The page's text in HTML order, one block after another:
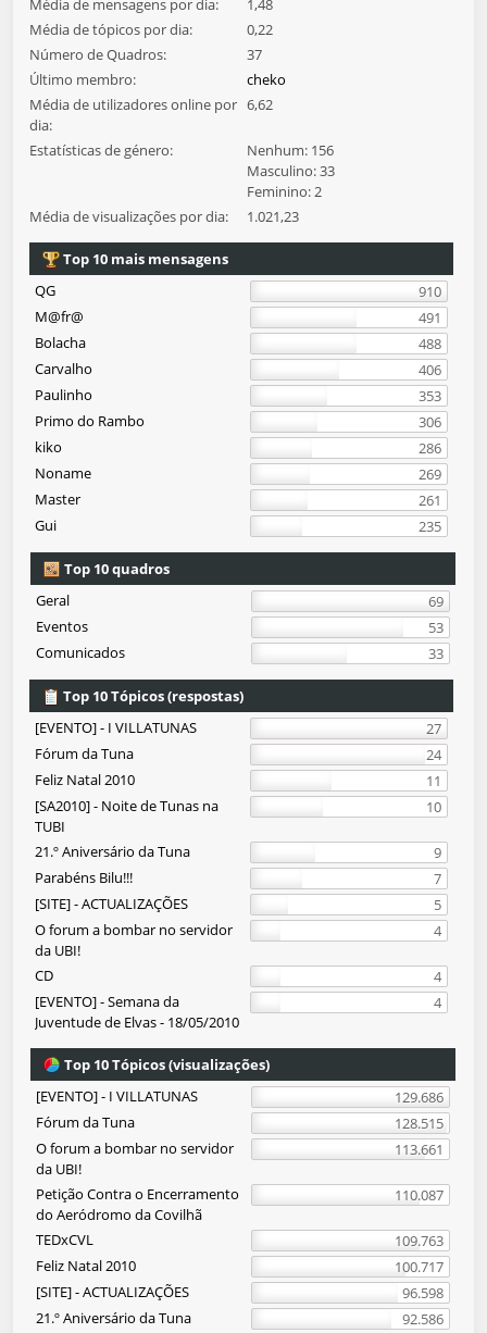
Média de mensagens por dia:
1,48
Média de tópicos por dia:
0,22
Número de Quadros:
37
Último membro:
cheko
Média de utilizadores online por
dia:
6,62
Estatísticas de género:
Nenhum: 156
Masculino: 33
Feminino: 2
Média de visualizações por dia:
1.021,23
Top 10 mais mensagens
QG
910
M@fr@
491
Bolacha
488
Carvalho
406
Paulinho
353
Primo do Rambo
306
kiko
286
Noname
269
Master
261
Gui
235
Top 10 quadros
Geral
69
Eventos
53
Comunicados
33
Top 10 Tópicos (respostas)
[EVENTO] - I VILLATUNAS
27
Fórum da Tuna
24
Feliz Natal 2010
11
[SA2010] - Noite de Tunas na
TUBI
10
21.º Aniversário da Tuna
9
Parabéns Bilu!!!
7
[SITE] - ACTUALIZAÇÕES
5
O forum a bombar no servidor
da UBI!
4
CD
4
[EVENTO] - Semana da
Juventude de Elvas - 18/05/2010
4
Top 10 Tópicos (visualizações)
[EVENTO] - I VILLATUNAS
129.686
Fórum da Tuna
128.515
O forum a bombar no servidor
da UBI!
113.661
Petição Contra o Encerramento
do Aeródromo da Covilhã
110.087
TEDxCVL
109.763
Feliz Natal 2010
100.717
[SITE] - ACTUALIZAÇÕES
96.598
21.º Aniversário da Tuna
92.586